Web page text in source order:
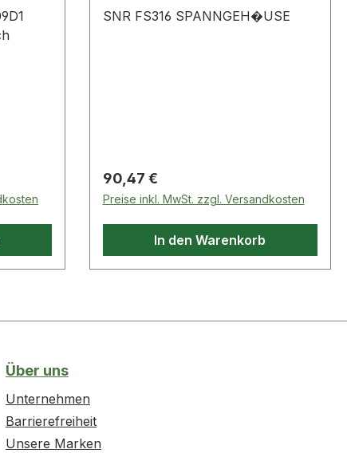
SNR FS316 SPANNGEH�USE
Regulärer Preis:
90,47 €
Preise inkl. MwSt. zzgl. Versandkosten
In den Warenkorb
Über uns
Unternehmen
Barrierefreiheit
Unsere Marken